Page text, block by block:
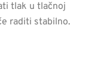
tlak u tlačnoj
raditi stabilno.